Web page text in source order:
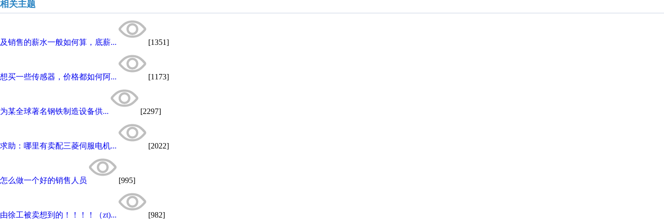
相关主题
及销售的薪水一般如何算，底薪... [1351]
想买一些传感器，价格都如何阿... [1173]
为某全球著名钢铁制造设备供... [2297]
求助：哪里有卖配三菱伺服电机... [2022]
怎么做一个好的销售人员 [995]
由徐工被卖想到的！！！！（zt)... [982]